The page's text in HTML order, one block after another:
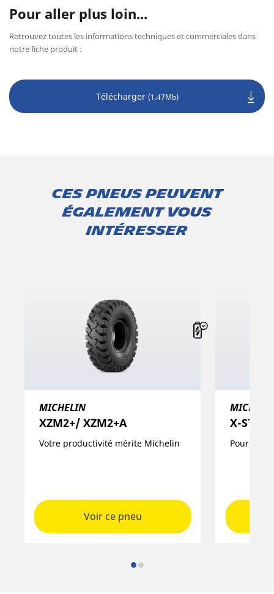
Pour aller plus loin...
Retrouvez toutes les informations techniques et commerciales dans
notre fiche produit :
Télécharger (1.47Mb)
Ces pneus peuvent
également vous
intéresser
MICHELIN
XZM2+/ XZM2+A
Votre productivité mérite Michelin​
Voir ce pneu
X-
Pour un